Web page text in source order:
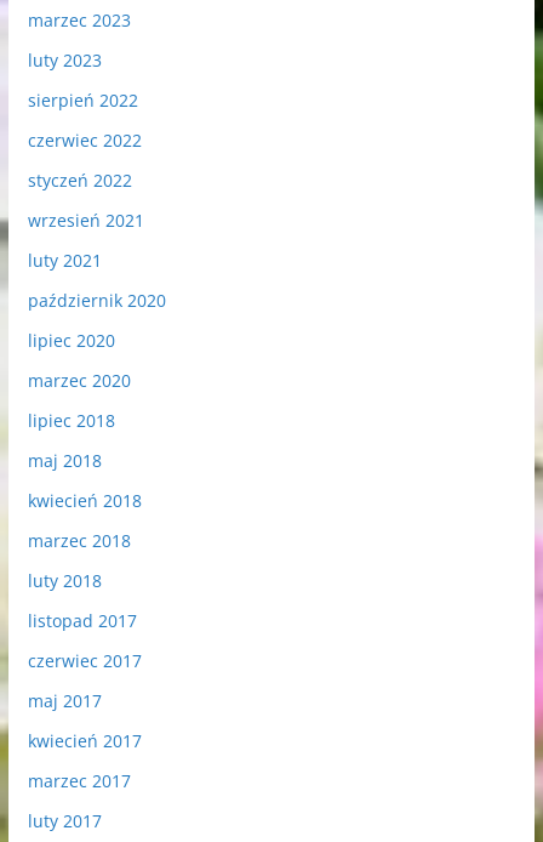
marzec 2023
luty 2023
sierpień 2022
czerwiec 2022
styczeń 2022
wrzesień 2021
luty 2021
październik 2020
lipiec 2020
marzec 2020
lipiec 2018
maj 2018
kwiecień 2018
marzec 2018
luty 2018
listopad 2017
czerwiec 2017
maj 2017
kwiecień 2017
marzec 2017
luty 2017